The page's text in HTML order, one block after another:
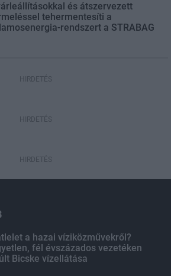
és átszervezett
tehermentesíti a
rendszert a STRABAG
HIRDETÉS
HIRDETÉS
HIRDETÉS
a hazai víziközművekről?
fél évszázados vezetéken
Bicske vízellátása